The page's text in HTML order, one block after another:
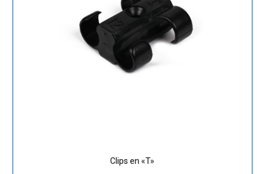
Clips en «T»